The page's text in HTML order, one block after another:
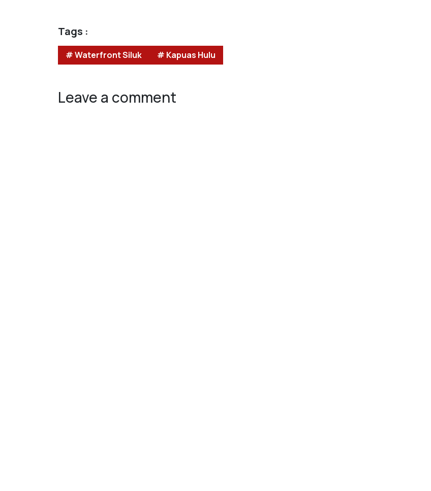
Tags :
# Waterfront Siluk # Kapuas Hulu
Leave a comment